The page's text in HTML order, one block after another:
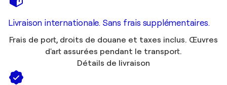
Livraison internationale. Sans frais supplémentaires.
Frais de port, droits de douane et taxes inclus. Œuvres
d'art assurées pendant le transport.
Détails de livraison